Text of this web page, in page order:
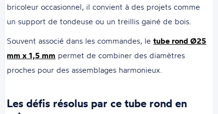
bricoleur occasionnel, il convient à des projets comme
un support de tondeuse ou un treillis gainé de bois.
Souvent associé dans les commandes, letube rond Ø25
mm x 1,5 mm permet de combiner des diamètres
proches pour des assemblages harmonieux.
Les défis résolus par ce tube rond en